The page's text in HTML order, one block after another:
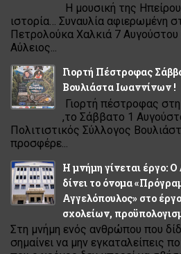
Η μουσική της
ιστορία… Συναυλία αφιερωμένη
Πετρολούκα Χαλκιά 7
Αύλειος...
Γιορτή Πέστροφας
Βουλιάστα Ιωαννίνων !
Γιορτή πέστροφας
,το Σάββατο 1
Πολιτιστικός Σύλλογος
προσφέρε...
Η μνήμη γίνεται έργο:
δίνει το όνομα
Αγγελόπουλος» στο
σχολείων,
Στη μνήμη ενός ανθρώπου που
σημαίνει να μην εγκαταλείπεις